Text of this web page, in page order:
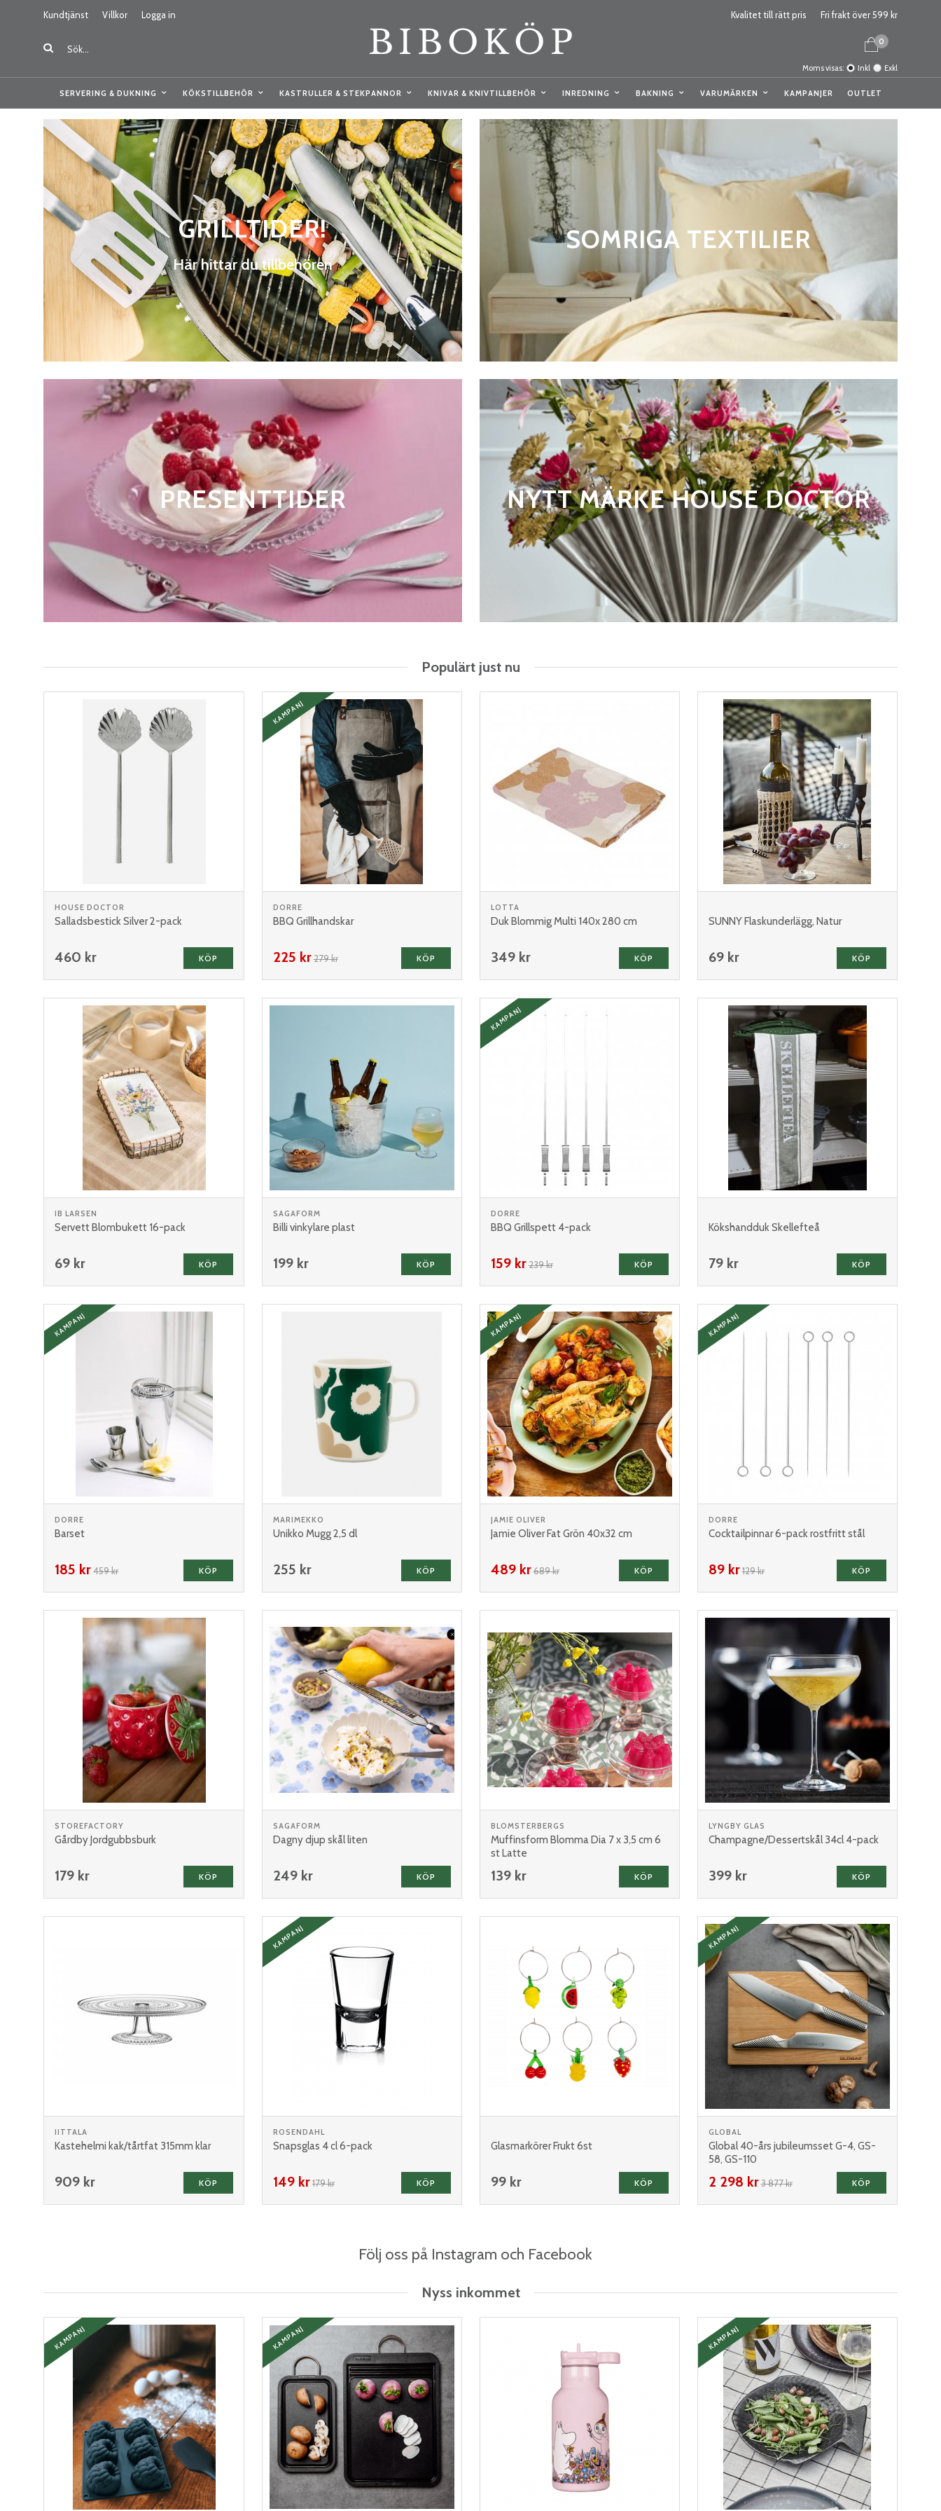
Kundtjänst Villkor Logga in Kvalitet till rätt pris Fri frakt över 599 kr
0
Moms visas: Inkl Exkl
SERVERING & DUKNING KÖKSTILLBEHÖR KASTRULLER & STEKPANNOR KNIVAR & KNIVTILLBEHÖR INREDNING BAKNING VARUMÄRKEN KAMPANJER OUTLET
GRILLTIDER!
Här hittar du tillbehören
SOMRIGA TEXTILIER
PRESENTTIDER NYTT MÄRKE HOUSE DOCTOR
Populärt just nu
HOUSE DOCTOR
Salladsbestick Silver 2-pack
460 kr KÖP
DORRE
BBQ Grillhandskar
KAMPANJ
225 kr279 kr KÖP
LOTTA
Duk Blommig Multi 140x 280 cm
349 kr KÖP
SUNNY Flaskunderlägg, Natur
69 kr KÖP
IB LARSEN
Servett Blombukett 16-pack
69 kr KÖP
SAGAFORM
Billi vinkylare plast
199 kr KÖP
DORRE
BBQ Grillspett 4-pack
KAMPANJ
159 kr239 kr KÖP
Kökshandduk Skellefteå
79 kr KÖP
DORRE
Barset
KAMPANJ
185 kr 459 kr KÖP
MARIMEKKO
Unikko Mugg 2,5 dl
255 kr KÖP
JAMIE OLIVER
Jamie Oliver Fat Grön 40x32 cm
KAMPANJ
489 kr689 kr KÖP
DORRE
Cocktailpinnar 6-pack rostfritt stål
KAMPANJ
89 kr129 kr KÖP
STOREFACTORY
Gårdby Jordgubbsburk
179 kr KÖP
SAGAFORM
Dagny djup skål liten
249 kr KÖP
BLOMSTERBERGS
Muffinsform Blomma Dia 7 x 3,5 cm 6
st Latte
139 kr KÖP
LYNGBY GLAS
Champagne/Dessertskål 34cl 4-pack
399 kr KÖP
IITTALA
Kastehelmi kak/tårtfat 315mm klar
909 kr KÖP
ROSENDAHL
Snapsglas 4 cl 6-pack
KAMPANJ
149 kr179 kr KÖP
Glasmarkörer Frukt 6st
99 kr KÖP
GLOBAL
Global 40-års jubileumsset G-4, GS-
58, GS-110
KAMPANJ
2 298 kr3 877 kr KÖP
Följ oss på Instagram och Facebook
Nyss inkommet
KAMPANJ KAMPANJ KAMPANJ